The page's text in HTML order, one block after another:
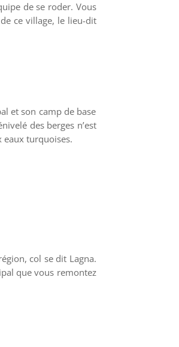
de se roder. Vous
ce village, le lieu-dit
et son camp de base
des berges n’est
eaux turquoises.
col se dit Lagna.
que vous remontez